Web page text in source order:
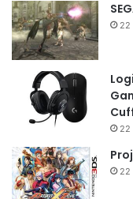
22
22
22